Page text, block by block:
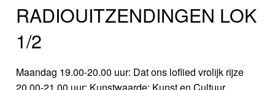
RADIOUITZENDINGEN LOK
1/2
Maandag 19.00-20.00 uur: Dat ons loflied vrolijk rijze
20.00-21.00 uur: Kunstwaarde: Kunst en Cultuur